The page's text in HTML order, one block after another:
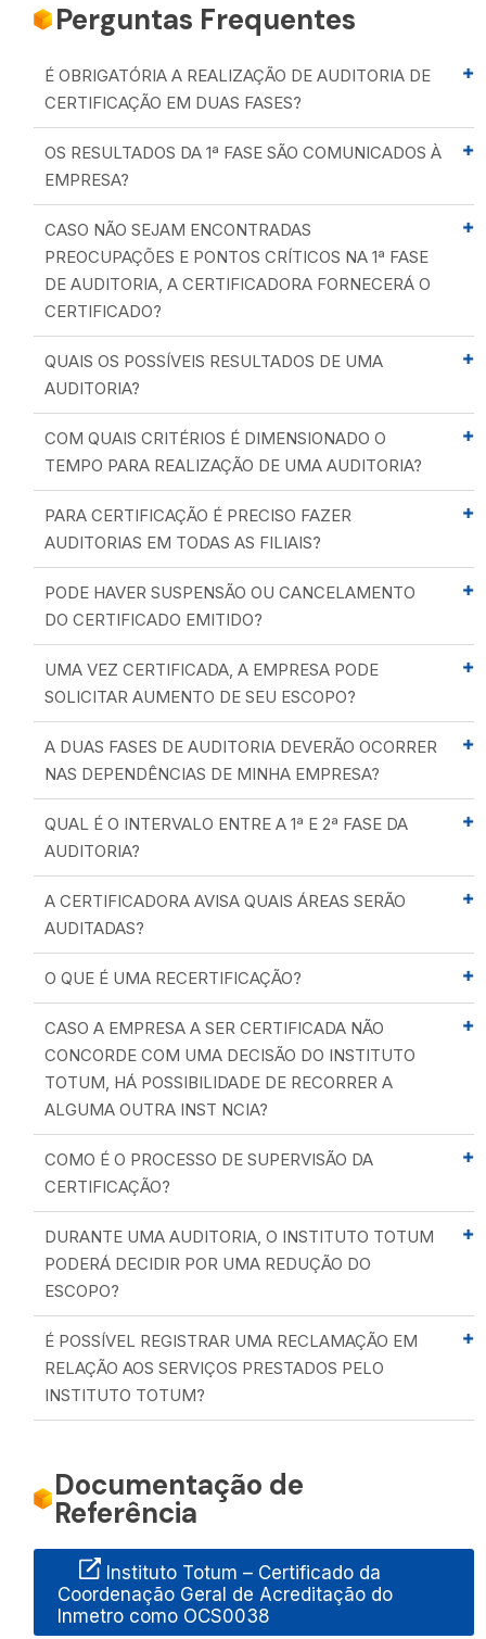
Perguntas Frequentes
É OBRIGATÓRIA A REALIZAÇÃO DE AUDITORIA DE
CERTIFICAÇÃO EM DUAS FASES?
OS RESULTADOS DA 1ª FASE SÃO COMUNICADOS À
EMPRESA?
CASO NÃO SEJAM ENCONTRADAS
PREOCUPAÇÕES E PONTOS CRÍTICOS NA 1ª FASE
DE AUDITORIA, A CERTIFICADORA FORNECERÁ O
CERTIFICADO?
QUAIS OS POSSÍVEIS RESULTADOS DE UMA
AUDITORIA?
COM QUAIS CRITÉRIOS É DIMENSIONADO O
TEMPO PARA REALIZAÇÃO DE UMA AUDITORIA?
PARA CERTIFICAÇÃO É PRECISO FAZER
AUDITORIAS EM TODAS AS FILIAIS?
PODE HAVER SUSPENSÃO OU CANCELAMENTO
DO CERTIFICADO EMITIDO?
UMA VEZ CERTIFICADA, A EMPRESA PODE
SOLICITAR AUMENTO DE SEU ESCOPO?
A DUAS FASES DE AUDITORIA DEVERÃO OCORRER
NAS DEPENDÊNCIAS DE MINHA EMPRESA?
QUAL É O INTERVALO ENTRE A 1ª E 2ª FASE DA
AUDITORIA?
A CERTIFICADORA AVISA QUAIS ÁREAS SERÃO
AUDITADAS?
O QUE É UMA RECERTIFICAÇÃO?
CASO A EMPRESA A SER CERTIFICADA NÃO
CONCORDE COM UMA DECISÃO DO INSTITUTO
TOTUM, HÁ POSSIBILIDADE DE RECORRER A
ALGUMA OUTRA INST NCIA?
COMO É O PROCESSO DE SUPERVISÃO DA
CERTIFICAÇÃO?
DURANTE UMA AUDITORIA, O INSTITUTO TOTUM
PODERÁ DECIDIR POR UMA REDUÇÃO DO
ESCOPO?
É POSSÍVEL REGISTRAR UMA RECLAMAÇÃO EM
RELAÇÃO AOS SERVIÇOS PRESTADOS PELO
INSTITUTO TOTUM?
Documentação de
Referência
Instituto Totum – Certificado da
Coordenação Geral de Acreditação do
Inmetro como OCS0038